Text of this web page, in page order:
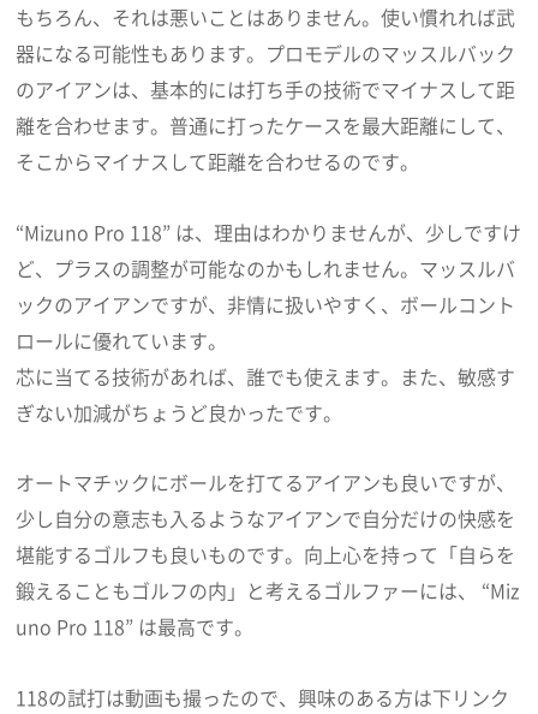
もちろん、それは悪いことはありません。使い慣れれば武
器になる可能性もあります。プロモデルのマッスルバック
のアイアンは、基本的には打ち手の技術でマイナスして距
離を合わせます。普通に打ったケースを最大距離にして、
そこからマイナスして距離を合わせるのです。
“Mizuno Pro 118” は、理由はわかりませんが、少しですけ
ど、プラスの調整が可能なのかもしれません。マッスルバ
ックのアイアンですが、非情に扱いやすく、ボールコント
ロールに優れています。
芯に当てる技術があれば、誰でも使えます。また、敏感す
ぎない加減がちょうど良かったです。
オートマチックにボールを打てるアイアンも良いですが、
少し自分の意志も入るようなアイアンで自分だけの快感を
堪能するゴルフも良いものです。向上心を持って「自らを
鍛えることもゴルフの内」と考えるゴルファーには、 “Miz
uno Pro 118” は最高です。
118の試打は動画も撮ったので、興味のある方は下リンク